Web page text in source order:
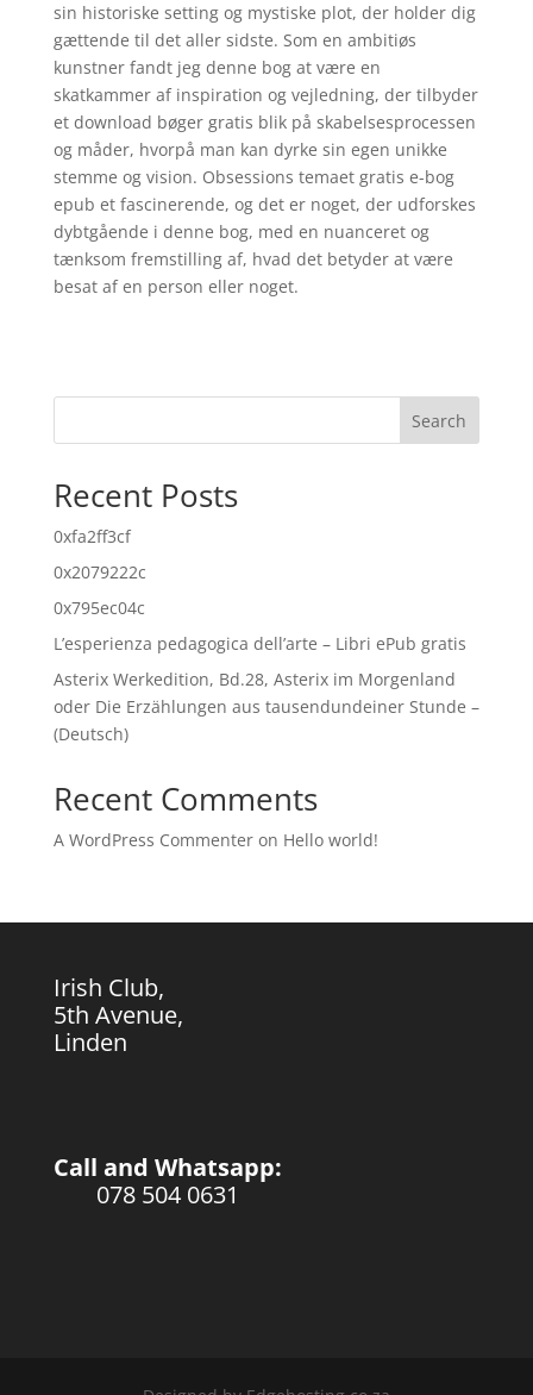
sin historiske setting og mystiske plot, der holder dig
gættende til det aller sidste. Som en ambitiøs
kunstner fandt jeg denne bog at være en
skatkammer af inspiration og vejledning, der tilbyder
et download bøger gratis blik på skabelsesprocessen
og måder, hvorpå man kan dyrke sin egen unikke
stemme og vision. Obsessions temaet gratis e-bog
epub et fascinerende, og det er noget, der udforskes
dybtgående i denne bog, med en nuanceret og
tænksom fremstilling af, hvad det betyder at være
besat af en person eller noget.
Search
Recent Posts
0xfa2ff3cf
0x2079222c
0x795ec04c
L’esperienza pedagogica dell’arte – Libri ePub gratis
Asterix Werkedition, Bd.28, Asterix im Morgenland
oder Die Erzählungen aus tausendundeiner Stunde –
(Deutsch)
Recent Comments
A WordPress Commenteron Hello world!
Irish Club,
5th Avenue,
Linden
Call and Whatsapp:
078 504 0631